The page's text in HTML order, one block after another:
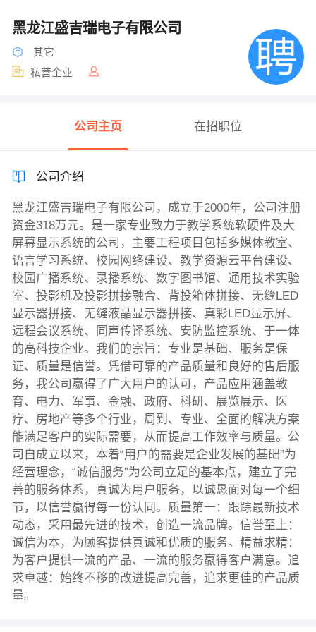
黑龙江盛吉瑞电子有限公司
其它
私营企业
公司主页 在招职位
公司介绍
黑龙江盛吉瑞电子有限公司，成立于2000年，公司注册
资金318万元。是一家专业致力于教学系统软硬件及大
屏幕显示系统的公司，主要工程项目包括多媒体教室、
语言学习系统、校园网络建设、教学资源云平台建设、
校园广播系统、录播系统、数字图书馆、通用技术实验
室、投影机及投影拼接融合、背投箱体拼接、无缝LED
显示器拼接、无缝液晶显示器拼接、真彩LED显示屏、
远程会议系统、同声传译系统、安防监控系统、于一体
的高科技企业。我们的宗旨：专业是基础、服务是保
证、质量是信誉。凭借可靠的产品质量和良好的售后服
务，我公司赢得了广大用户的认可，产品应用涵盖教
育、电力、军事、金融、政府、科研、展览展示、医
疗、房地产等多个行业，周到、专业、全面的解决方案
能满足客户的实际需要，从而提高工作效率与质量。公
司自成立以来，本着“用户的需要是企业发展的基础”为
经营理念，“诚信服务”为公司立足的基本点，建立了完
善的服务体系，真诚为用户服务，以诚恳面对每一个细
节，以信誉赢得每一份认同。质量第一：跟踪最新技术
动态，采用最先进的技术，创造一流品牌。信誉至上：
诚信为本，为顾客提供真诚和优质的服务。精益求精：
为客户提供一流的产品、一流的服务赢得客户满意。追
求卓越：始终不移的改进提高完善，追求更佳的产品质
量。